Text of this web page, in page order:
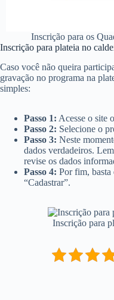
Inscrição para os
Inscrição para plateia no
Caso você não queira
gravação no programa na
simples:
Passo 1: Acesse o site
Passo 2: Selecione o
Passo 3: Neste
dados verdadeiros.
revise os dados
Passo 4: Por fim, basta
“Cadastrar”.
Inscrição para